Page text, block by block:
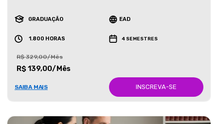
GRADUAÇÃO EAD
1.800 HORAS 4 SEMESTRES
R$ 329,00/Mês
R$ 139,00/Mês
SAIBA MAIS INSCREVA-SE